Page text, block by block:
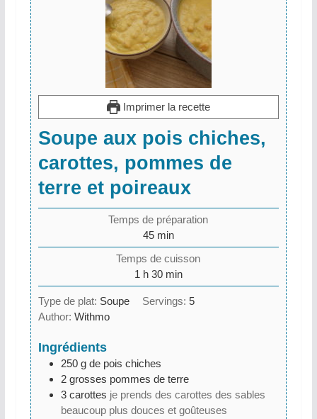
Imprimer la recette
Soupe aux pois chiches,
carottes, pommes de
terre et poireaux
Temps de préparation
45minutes
min
Temps de cuisson
1 heure
h 30minutes
min
Type de plat: Soupe Servings: 5
Author: Withmo
Ingrédients
250 g de pois chiches
2 grosses pommes de terre
3 carottes je prends des carottes des sables
beaucoup plus douces et goûteuses